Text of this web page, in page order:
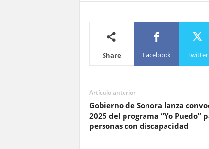
Share Facebook Twitter
Artículo anterior
Gobierno de Sonora lanza
2025 del programa “Yo Puedo”
personas con discapacidad